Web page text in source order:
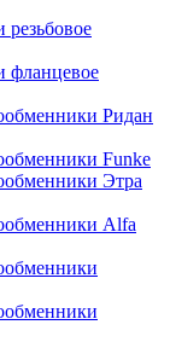
фланцевое
Ридан
Funke
Этра
Alfa